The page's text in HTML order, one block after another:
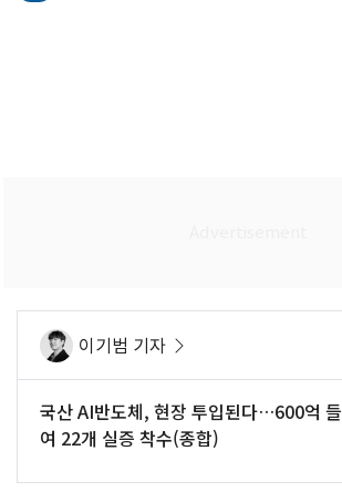
이기범 기자
국산 AI반도체, 현장 투입된다…600억 들
여 22개 실증 착수(종합)